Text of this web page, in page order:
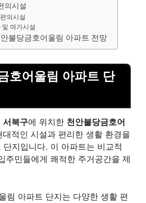
의시설
의시설
및 여가시설
불당금호어울림 아파트 전망
호어울림 아파트 단
서북구에 위치한 천안불당금호어
대적인 시설과 편리한 생활 환경을
단지입니다. 이 아파트는 비교적
주민들에게 쾌적한 주거공간을 제
림 아파트 단지는 다양한 생활 편